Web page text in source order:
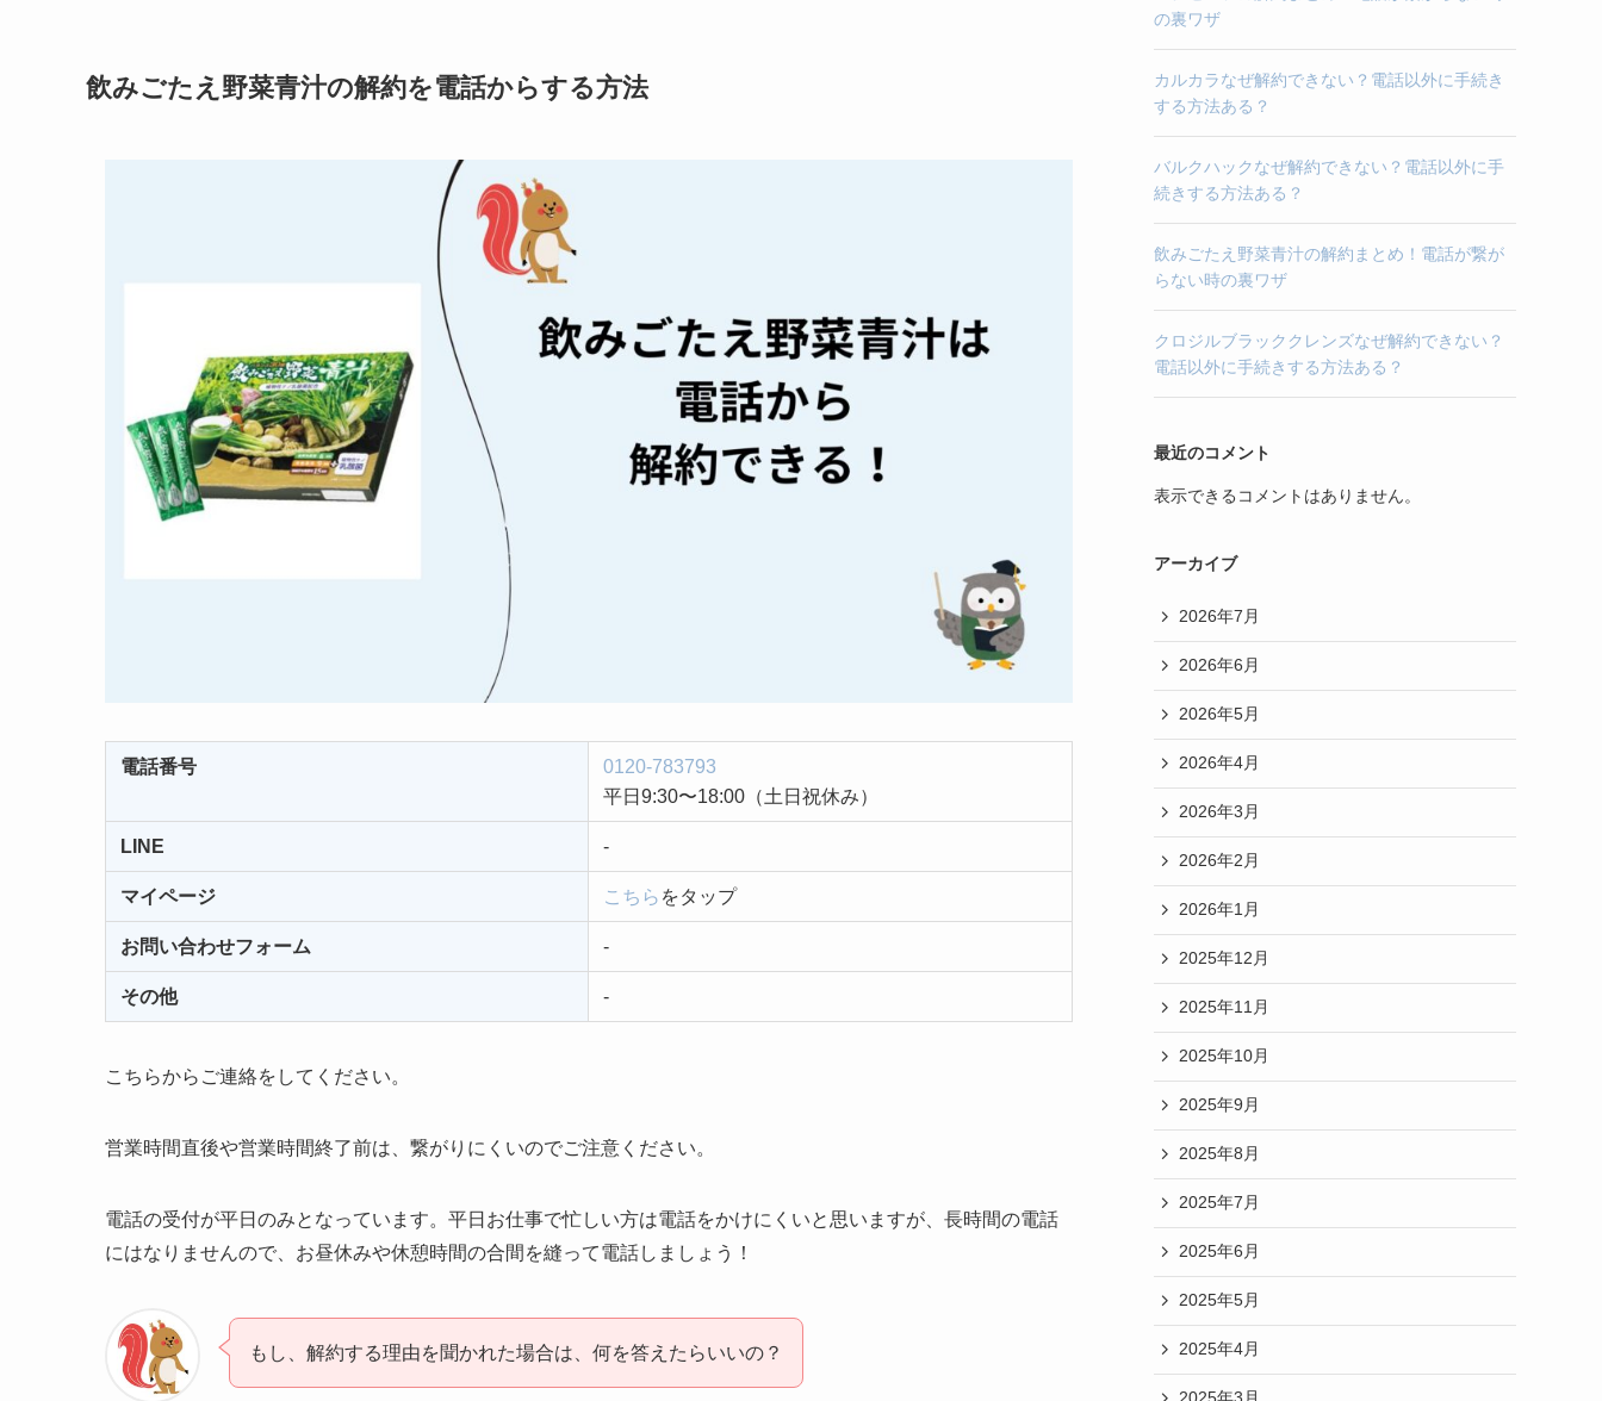
飲みごたえ野菜青汁の解約を電話からする方法
電話番号
0120-783793
平日9:30〜18:00（土日祝休み）
LINE -
マイページ こちら をタップ
お問い合わせフォーム -
その他 -
こちらからご連絡をしてください。
営業時間直後や営業時間終了前は、繋がりにくいのでご注意ください。
電話の受付が平日のみとなっています。平日お仕事で忙しい方は電話をかけにくいと思いますが、長時間の電話
にはなりませんので、お昼休みや休憩時間の合間を縫って電話しましょう！
もし、解約する理由を聞かれた場合は、何を答えたらいいの？
の裏ワザ
カルカラなぜ解約できない？電話以外に手続き
する方法ある？
バルクハックなぜ解約できない？電話以外に手
続きする方法ある？
飲みごたえ野菜青汁の解約まとめ！電話が繋が
らない時の裏ワザ
クロジルブラッククレンズなぜ解約できない？
電話以外に手続きする方法ある？
最近のコメント
表示できるコメントはありません。
アーカイブ
2026年7月
2026年6月
2026年5月
2026年4月
2026年3月
2026年2月
2026年1月
2025年12月
2025年11月
2025年10月
2025年9月
2025年8月
2025年7月
2025年6月
2025年5月
2025年4月